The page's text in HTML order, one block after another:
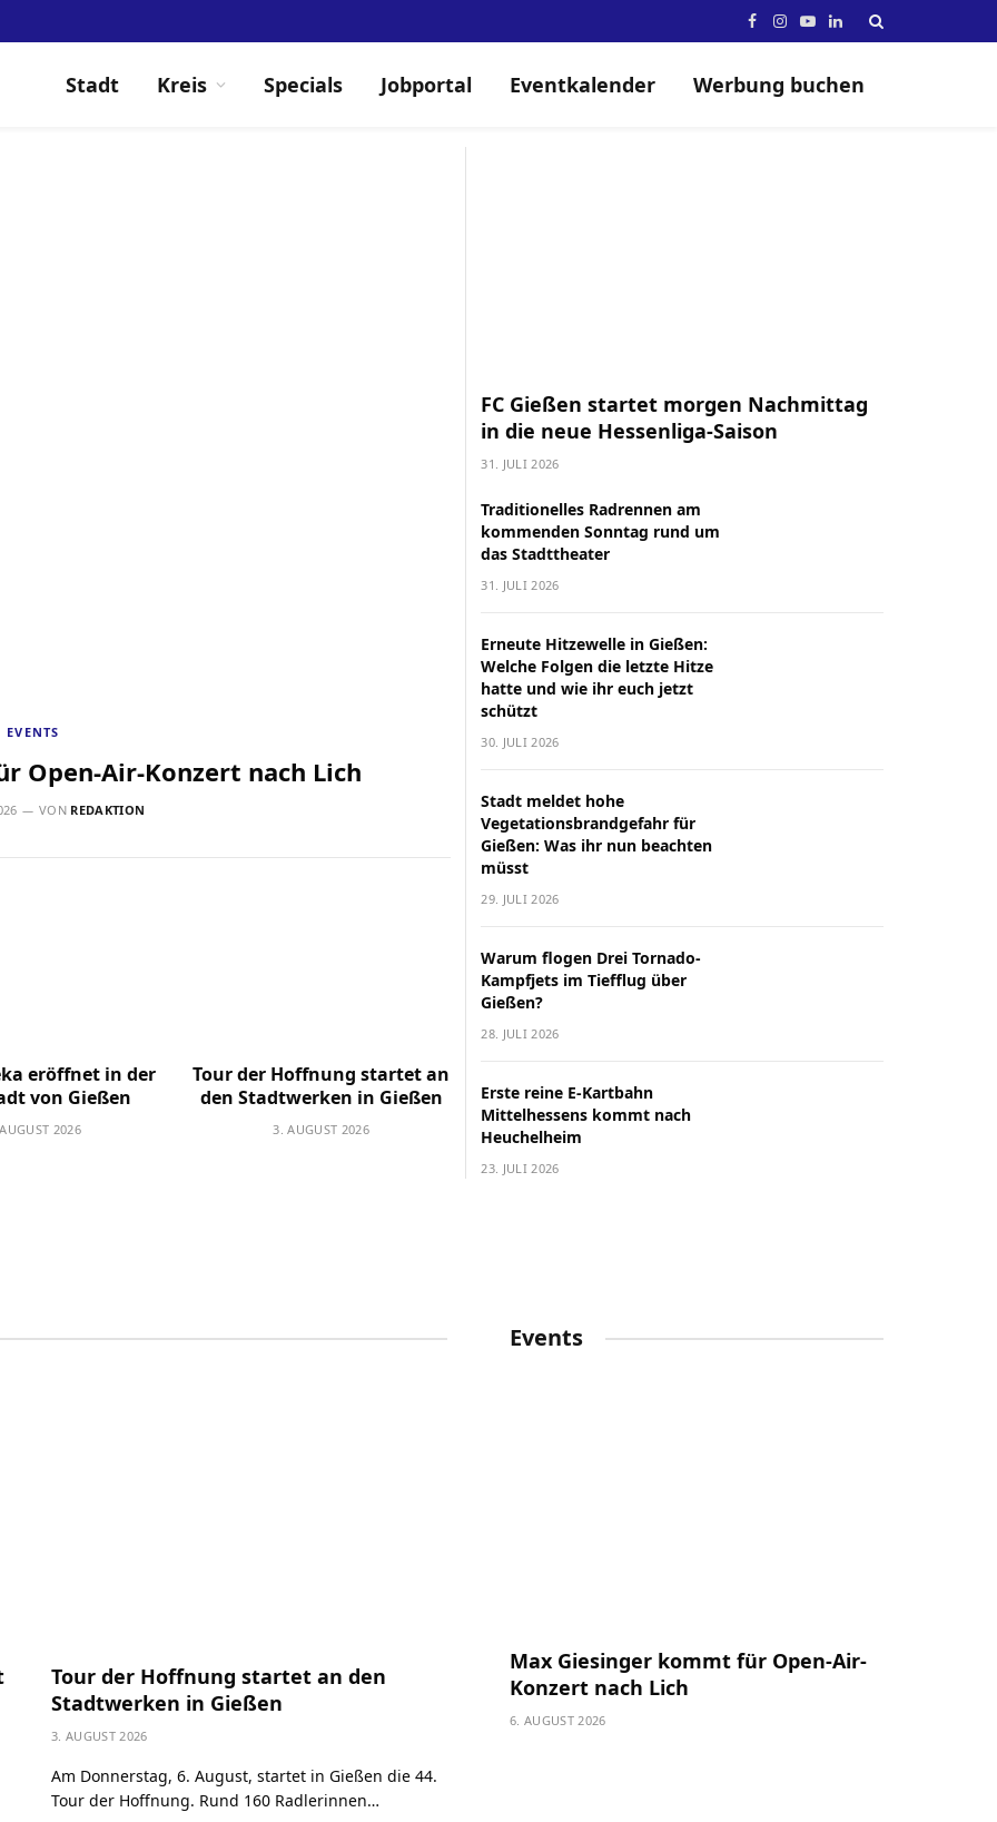
Facebook
Instagram
YouTube
LinkedIn
Stadt Kreis Specials Jobportal Eventkalender Werbung buchen
EVENTS
Open-Air-Konzert nach Lich
VON REDAKTION
eröffnet in der
von Gießen
2026
Tour der Hoffnung startet an
den Stadtwerken in Gießen
3. AUGUST 2026
FC Gießen startet morgen Nachmittag
in die neue Hessenliga-Saison
31. JULI 2026
Traditionelles Radrennen am
kommenden Sonntag rund um
das Stadttheater
31. JULI 2026
Erneute Hitzewelle in Gießen:
Welche Folgen die letzte Hitze
hatte und wie ihr euch jetzt
schützt
30. JULI 2026
Stadt meldet hohe
Vegetationsbrandgefahr für
Gießen: Was ihr nun beachten
müsst
29. JULI 2026
Warum flogen Drei Tornado-
Kampfjets im Tiefflug über
Gießen?
28. JULI 2026
Erste reine E-Kartbahn
Mittelhessens kommt nach
Heuchelheim
23. JULI 2026
Tour der Hoffnung startet an den
Stadtwerken in Gießen
3. AUGUST 2026
Am Donnerstag, 6. August, startet in Gießen die 44.
Tour der Hoffnung. Rund 160 Radlerinnen…
Events
Max Giesinger kommt für Open-Air-
Konzert nach Lich
6. AUGUST 2026